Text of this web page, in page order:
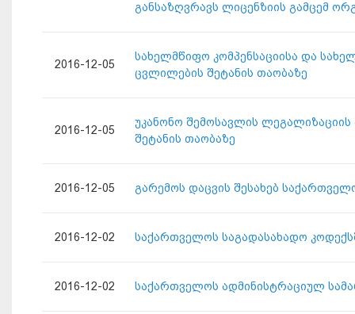
განსაზღვრავს ლიცენზიის გამცემ
2016-12-05
სახელმწიფო კომპენსაციისა და
ცვლილების შეტანის თაობაზე
2016-12-05
უკანონო შემოსავლის
შეტანის თაობაზე
2016-12-05 გარემოს დაცვის შესახებ
2016-12-02 საქართველოს საგადასახადო
2016-12-02 საქართველოს ადმინისტრაციულ